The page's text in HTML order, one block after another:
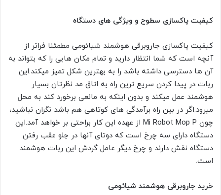
کیفیت پاکسازی سطوح و ویژگی های دستگاه
کیفیت پاکسازی جاروبرقی هوشمند شیائومی مطمئنا فراتر از
آنچه است که شما انتظار دارید و تمام مکان هایی را که بتواند به
آن ها دسترسی داشته باشد را به بهترین شکل تمیز میکند.این
ربات در پیدا کردن سریع ترین راه به اتاق مد نظرتان بسیار
هوشمند عمل میکند و بدون اینکه به مانعی برخورد کند به محل
میرود.اگر در بین راه برآمدگی های کوتاهی هم باشد نگران نباشید،
چون Mi Robot Mop P از عهده این کار براحتی بر خواهد آمد.این
دستگاه دارای سه چرخ است که دوتای آنها در جلو عقب رفتن
دستگاه نقش دارند و چرخ دیگر عامل گردش این ربات هوشمند
است.
خرید جاروبرقی هوشمند شیائومی